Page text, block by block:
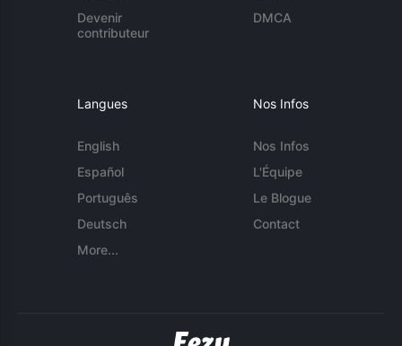
Devenir
contributeur
DMCA
Langues
English
Español
Português
Deutsch
More...
Nos Infos
Nos Infos
L'Équipe
Le Blogue
Contact